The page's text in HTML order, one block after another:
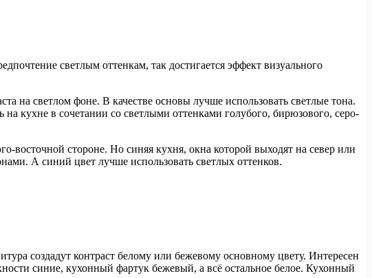
светлым оттенкам, так достигается эффект визуального
на светлом фоне. В качестве основы лучше использовать светлые тона.
кухне в сочетании со светлыми оттенками голубого, бирюзового, серо-
стороне. Но синяя кухня, окна которой выходят на север или
А синий цвет лучше использовать светлых оттенков.
создадут контраст белому или бежевому основному цвету. Интересен
синие, кухонный фартук бежевый, а всё остальное белое. Кухонный